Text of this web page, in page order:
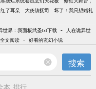
了耳朵 大炎镇抚司
坏了！我只想赠礼
世界：我面板武圣txt下载 -
人在诡异世
文阅读 - 好看的玄幻小说
搜索
本 排行